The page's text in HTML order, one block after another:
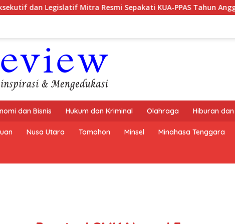
Mitra Resmi Sepakati KUA-PPAS Tahun Anggaran 2027
dan Bisnis Hukum dan Kriminal Olahraga Hiburan
Nusa Utara Tomohon Minsel Minahasa Tenggara